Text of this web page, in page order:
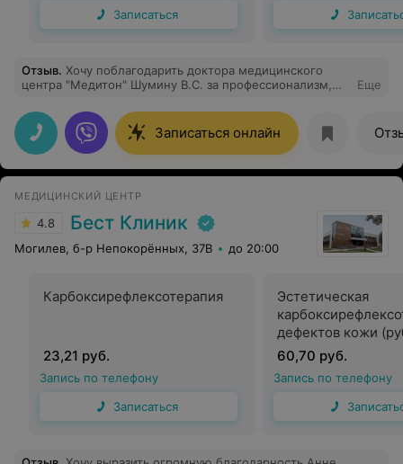
Записаться
Отзыв. Хочу поблагодарить доктора медицинского
центра "Медитон" Шумину В.С. за профессионализм,
сразу был поставлен верный диагноз и назначено
квалифицированное лечение, которое я не смогла
получить на протяжении нескольких месяцев ни в
своей поликлинике, ни в областном центре
диспансере. Также хочу поблагодарить руководство
подобранные кадры центра и попросить при
возможности поощрить Шумину В.С. за её
благородный труд.
Еще
Записаться онлайн
МЕДИЦИНСКИЙ ЦЕНТР
4.8 Бест Клиник
Могилев, б-р Непокорённых, 37В до 20:00
Карбоксирефлексотерапия
23,21 руб.
Запись по телефону
Записаться
Эстетическая
дефектов кожи
растяжки,
60,70 руб.
Запись по телефону